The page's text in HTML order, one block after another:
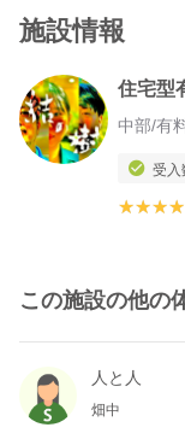
施設情報
住宅型
中部/有
受入
この施設の他の
人と人
畑中